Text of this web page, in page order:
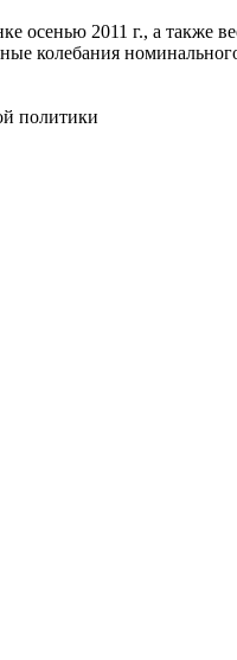
2011 г., а также
колебания
политики